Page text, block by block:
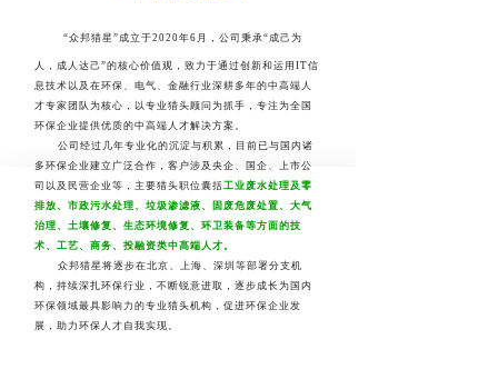
“众邦猎星”成立于2020年6月，公司秉承“成己为
人，成人达己”的核心价值观，致力于通过创新和运用IT信
息技术以及在环保、电气、金融行业深耕多年的中高端人
才专家团队为核心，以专业猎头顾问为抓手，专注为全国
环保企业提供优质的中高端人才解决方案。
公司经过几年专业化的沉淀与积累，目前已与国内诸
多环保企业建立广泛合作，客户涉及央企、国企、上市公
司以及民营企业等，主要猎头职位囊括工业废水处理及零
排放、市政污水处理、垃圾渗滤液、固废危废处置、大气
治理、土壤修复、生态环境修复、环卫装备等方面的技
术、工艺、商务、投融资类中高端人才。
众邦猎星将逐步在北京、上海、深圳等部署分支机
构，持续深扎环保行业，不断锐意进取，逐步成长为国内
环保领域最具影响力的专业猎头机构，促进环保企业发
展，助力环保人才自我实现。